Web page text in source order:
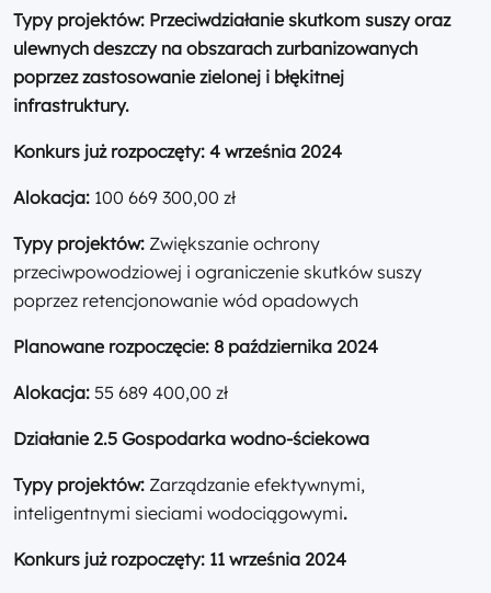
Typy projektów: Przeciwdziałanie skutkom suszy oraz
ulewnych deszczy na obszarach zurbanizowanych
poprzez zastosowanie zielonej i błękitnej
infrastruktury.
Konkurs już rozpoczęty: 4 września 2024
Alokacja: 100 669 300,00 zł
Typy projektów: Zwiększanie ochrony
przeciwpowodziowej i ograniczenie skutków suszy
poprzez retencjonowanie wód opadowych
Planowane rozpoczęcie: 8 października 2024
Alokacja: 55 689 400,00 zł
Działanie 2.5 Gospodarka wodno-ściekowa
Typy projektów: Zarządzanie efektywnymi,
inteligentnymi sieciami wodociągowymi.
Konkurs już rozpoczęty: 11 września 2024